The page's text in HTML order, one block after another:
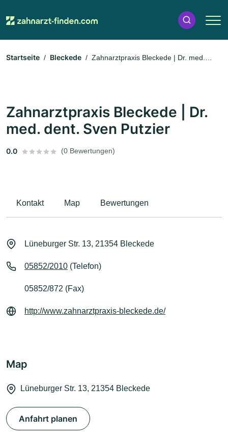
Startseite Bleckede
Zahnarztpraxis Bleckede | Dr. med.
Zahnarztpraxis Bleckede | Dr.
med. dent. Sven Putzier
0.0 (0 Bewertungen)
Kontakt Map Bewertungen
Lüneburger Str. 13, 21354 Bleckede
05852/2010 (Telefon)
05852/872 (Fax)
http://www.zahnarztpraxis-bleckede.de/
Map
Lüneburger Str. 13, 21354 Bleckede
Anfahrt planen